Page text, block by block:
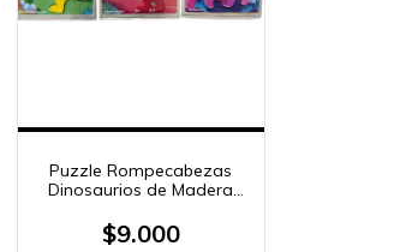
Puzzle Rompecabezas
Dinosaurios de Madera
$9.000